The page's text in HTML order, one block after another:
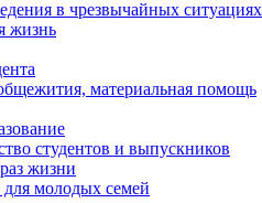
в чрезвычайных ситуациях
жизнь
материальная помощь
студентов и выпускников
жизни
молодых семей